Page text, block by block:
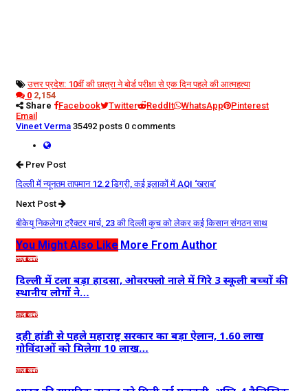
उत्तर प्रदेश: 10वीं की छात्रा ने बोर्ड परीक्षा से एक दिन पहले की आत्महत्या
0 2,154
Share
Facebook Twitter ReddIt WhatsApp
Pinterest
Email
Vineet Verma 35492 posts 0 comments
Prev Post
दिल्ली में न्यूनतम तापमान 12.2 डिग्री, कई इलाकों में AQI ‘खराब’
Next Post
बीकेयू निकलेगा ट्रैक्टर मार्च, 23 की दिल्ली कूच को लेकर कई किसान संगठन साथ
You Might Also Like More From Author
ताज़ा खबरें
दिल्ली में टला बड़ा हादसा, ओवरफ्लो नाले में गिरे 3 स्कूली बच्चों की
स्थानीय लोगों ने…
ताज़ा खबरें
दही हांडी से पहले महाराष्ट्र सरकार का बड़ा ऐलान, 1.60 लाख
गोविंदाओं को मिलेगा 10 लाख…
ताज़ा खबरें